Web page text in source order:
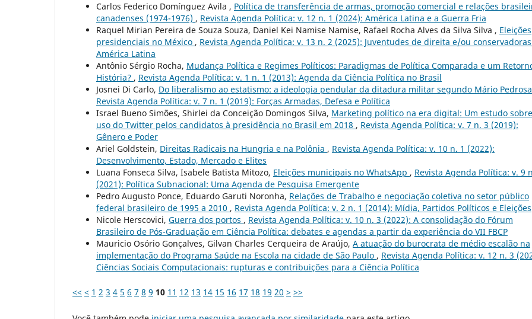
Carlos Federico Domínguez Avila , Política de transferência de armas, promoção comercial e relações
canadenses (1974-1976) , Revista Agenda Política: v. 12 n. 1 (2024): América Latina e a Guerra Fria
Raquel Mirian Pereira de Souza Souza, Daniel Kei Namise Namise, Rafael Rocha Alves da Silva Silva , Eleições
presidenciais no México , Revista Agenda Política: v. 13 n. 2 (2025): Juventudes de direita e/ou
América Latina
Antônio Sérgio Rocha, Mudança Política e Regimes Políticos: Paradigmas de Política Comparada e um
História? , Revista Agenda Política: v. 1 n. 1 (2013): Agenda da Ciência Política no Brasil
Josnei Di Carlo, Do liberalismo ao estatismo: a ideologia pendular da ditadura militar segundo Mário Pedrosa
Revista Agenda Política: v. 7 n. 1 (2019): Forças Armadas, Defesa e Política
Israel Bueno Simões, Shirlei da Conceição Domingos Silva, Marketing político na era digital: Um estudo
uso do Twitter pelos candidatos à presidência no Brasil em 2018 , Revista Agenda Política: v. 7 n. 3 (2019):
Gênero e Poder
Ariel Goldstein, Direitas Radicais na Hungria e na Polônia , Revista Agenda Política: v. 10 n. 1 (2022):
Desenvolvimento, Estado, Mercado e Elites
Luana Fonseca Silva, Isabele Batista Mitozo, Eleições municipais no WhatsApp , Revista Agenda Política: v. 9
(2021): Política Subnacional: Uma Agenda de Pesquisa Emergente
Pedro Augusto Ponce, Eduardo Garuti Noronha, Relações de Trabalho e negociação coletiva no setor público
federal brasileiro de 1995 a 2010 , Revista Agenda Política: v. 2 n. 1 (2014): Mídia, Partidos Políticos e Eleições
Nicole Herscovici, Guerra dos portos , Revista Agenda Política: v. 10 n. 3 (2022): A consolidação do Fórum
Brasileiro de Pós-Graduação em Ciência Política: debates e agendas a partir da experiência do VII FBCP
Mauricio Osório Gonçalves, Gilvan Charles Cerqueira de Araújo, A atuação do burocrata de médio escalão na
implementação do Programa Saúde na Escola na cidade de São Paulo , Revista Agenda Política: v. 12 n. 3
Ciências Sociais Computacionais: rupturas e contribuições para a Ciência Política
<< < 1 2 3 4 5 6 7 8 9 10 11 12 13 14 15 16 17 18 19 20 > >>